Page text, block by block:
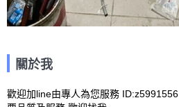
關於我
歡迎加line由專人為您服務 ID:z5991556